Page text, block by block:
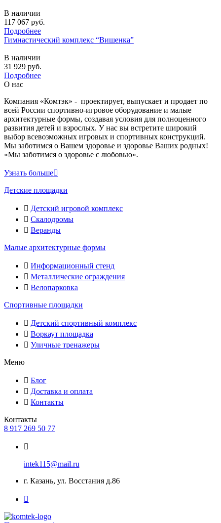
В наличии
117 067 руб.
Подробнее
Гимнастический комплекс “Вишенка”
В наличии
31 929 руб.
Подробнее
О нас
Компания «Комтэк» - проектирует, выпускает и продает по
всей России спортивно-игровое оборудование и малые
архитектурные формы, создавая условия для полноценного
развития детей и взрослых. У нас вы встретите широкий
выбор всевозможных игровых и спортивных конструкций.
Мы заботимся о Вашем здоровье и здоровье Ваших родных!
«Мы заботимся о здоровье с любовью».
Узнать больше
Детские площадки
Детский игровой комплекс
Скалодромы
Веранды
Малые архитектурные формы
Информационный стенд
Металлические ограждения
Велопарковка
Спортивные площадки
Детский спортивный комплекс
Воркаут площадка
Уличные тренажеры
Меню
Блог
Доставка и оплата
Контакты
Контакты
8 917 269 50 77
intek115@mail.ru
г. Казань, ул. Восстания д.86